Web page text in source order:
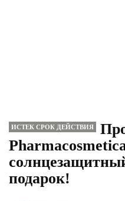
ИСТЕК СРОК ДЕЙСТВИЯ
подарок!